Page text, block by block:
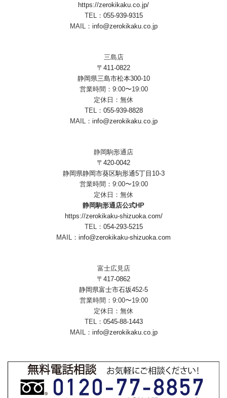
https://zerokikaku.co.jp/
TEL： 055-939-9315
MAIL： info@zerokikaku.co.jp
三島店
〒411-0822
静岡県三島市松本300-10
営業時間：9:00〜19:00
定休日：無休
TEL： 055-939-8828
MAIL： info@zerokikaku.co.jp
静岡駒形通店
〒420-0042
静岡県静岡市葵区駒形通5丁目10-3
営業時間：9:00〜19:00
定休日：無休
静岡駒形通店公式HP
https://zerokikaku-shizuoka.com/
TEL： 054-293-5215
MAIL： info@zerokikaku-shizuoka.com
富士広見店
〒417-0862
静岡県富士市石坂452-5
営業時間：9:00〜19:00
定休日：無休
TEL： 0545-88-1443
MAIL： info@zerokikaku.co.jp